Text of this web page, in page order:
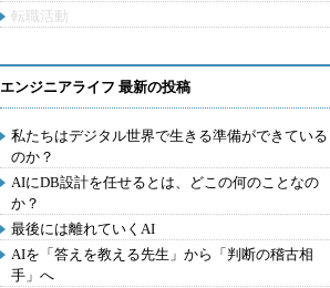
転職活動
エンジニアライフ 最新の投稿
私たちはデジタル世界で生きる準備ができている
のか？
AIにDB設計を任せるとは、どこの何のことなの
か？
最後には離れていくAI
AIを「答えを教える先生」から「判断の稽古相
手」へ